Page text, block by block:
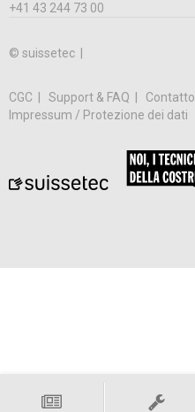
+41 43 244 73 00
© suissetec |
CGC Support & FAQ
Contatto
Impressum / Protezione dei dati